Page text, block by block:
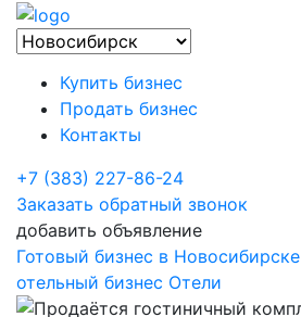
Купить бизнес
Продать бизнес
Контакты
+7 (383) 227-86-24
Заказать обратный звонок
добавить объявление
Готовый бизнес в Новосибирске
отельный бизнес Отели